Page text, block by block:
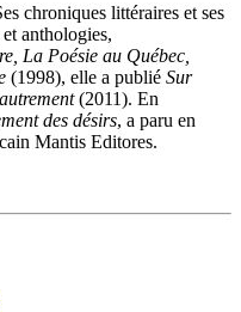
chroniques littéraires et ses
anthologies,
La Poésie au Québec,
(1998), elle a publié Sur
(2011). En
des désirs, a paru en
Mantis Editores.